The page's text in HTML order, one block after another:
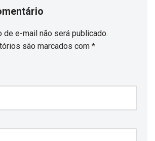
de e-mail não será publicado.
são marcados com *